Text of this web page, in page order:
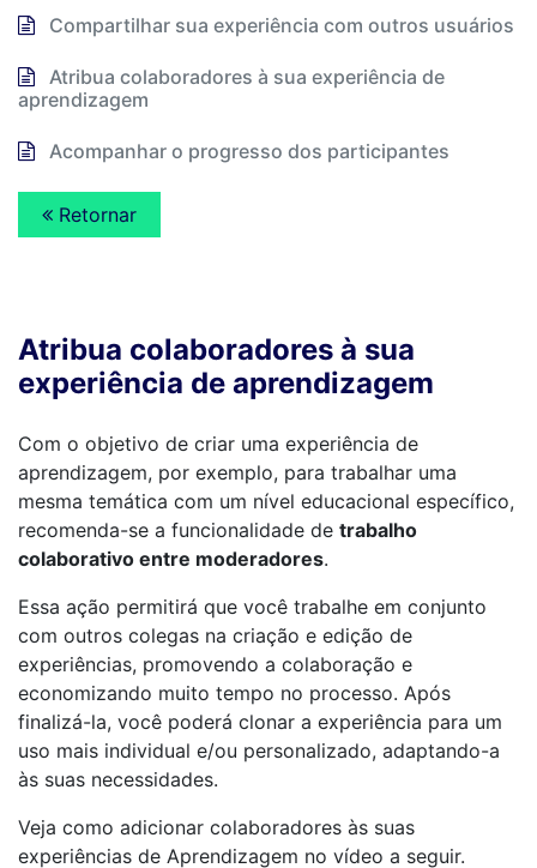
Compartilhar sua experiência com outros usuários
Atribua colaboradores à sua experiência de
aprendizagem
Acompanhar o progresso dos participantes
Retornar
Atribua colaboradores à sua
experiência de aprendizagem
Com o objetivo de criar uma experiência de
aprendizagem, por exemplo, para trabalhar uma
mesma temática com um nível educacional específico,
recomenda-se a funcionalidade de trabalho
colaborativo entre moderadores.
Essa ação permitirá que você trabalhe em conjunto
com outros colegas na criação e edição de
experiências, promovendo a colaboração e
economizando muito tempo no processo. Após
finalizá-la, você poderá clonar a experiência para um
uso mais individual e/ou personalizado, adaptando-a
às suas necessidades.
Veja como adicionar colaboradores às suas
experiências de Aprendizagem no vídeo a seguir.